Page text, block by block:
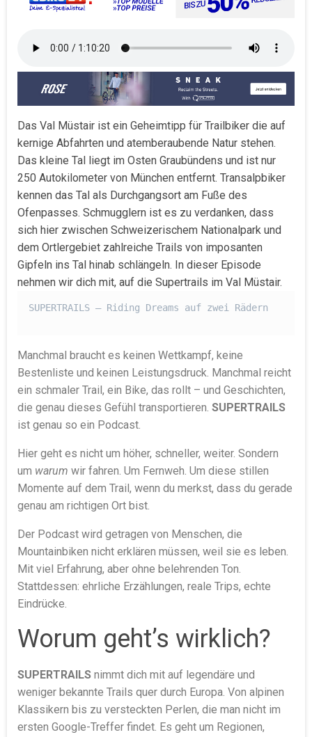
Das Val Müstair ist ein Geheimtipp für Trailbiker die auf
kernige Abfahrten und atemberaubende Natur stehen.
Das kleine Tal liegt im Osten Graubündens und ist nur
250 Autokilometer von München entfernt. Transalpbiker
kennen das Tal als Durchgangsort am Fuße des
Ofenpasses. Schmugglern ist es zu verdanken, dass
sich hier zwischen Schweizerischem Nationalpark und
dem Ortlergebiet zahlreiche Trails von imposanten
Gipfeln ins Tal hinab schlängeln. In dieser Episode
nehmen wir dich mit, auf die Supertrails im Val Müstair.
SUPERTRAILS – Riding Dreams auf zwei Rädern
Manchmal braucht es keinen Wettkampf, keine
Bestenliste und keinen Leistungsdruck. Manchmal reicht
ein schmaler Trail, ein Bike, das rollt – und Geschichten,
die genau dieses Gefühl transportieren. SUPERTRAILS
ist genau so ein Podcast.
Hier geht es nicht um höher, schneller, weiter. Sondern
um warum wir fahren. Um Fernweh. Um diese stillen
Momente auf dem Trail, wenn du merkst, dass du gerade
genau am richtigen Ort bist.
Der Podcast wird getragen von Menschen, die
Mountainbiken nicht erklären müssen, weil sie es leben.
Mit viel Erfahrung, aber ohne belehrenden Ton.
Stattdessen: ehrliche Erzählungen, reale Trips, echte
Eindrücke.
Worum geht’s wirklich?
SUPERTRAILS nimmt dich mit auf legendäre und
weniger bekannte Trails quer durch Europa. Von alpinen
Klassikern bis zu versteckten Perlen, die man nicht im
ersten Google-Treffer findet. Es geht um Regionen,